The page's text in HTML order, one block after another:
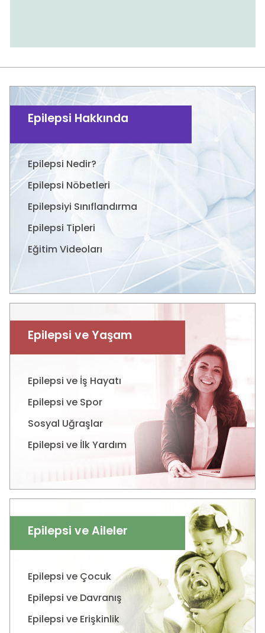
Epilepsi Hakkında
Epilepsi Nedir?
Epilepsi Nöbetleri
Epilepsiyi Sınıflandırma
Epilepsi Tipleri
Eğitim Videoları
Epilepsi ve Yaşam
Epilepsi ve İş Hayatı
Epilepsi ve Spor
Sosyal Uğraşlar
Epilepsi ve İlk Yardım
Epilepsi ve Aileler
Epilepsi ve Çocuk
Epilepsi ve Davranış
Epilepsi ve Erişkinlik